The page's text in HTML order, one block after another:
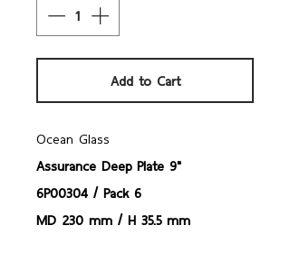
Add to Cart
Ocean Glass
Assurance Deep Plate 9"
6P00304 / Pack 6
MD 230 mm / H 35.5 mm